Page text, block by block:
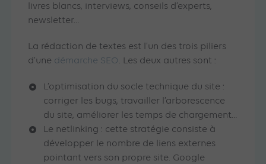
livres blancs, interviews, conseils d’experts,
newsletter…
La rédaction de textes est l’un des trois piliers
d’une démarche SEO. Les deux autres sont :
L’optimisation du socle technique du site :
corriger les bugs, travailler l’arborescence
du site, améliorer les temps de chargement…
Le netlinking : cette stratégie consiste à
développer le nombre de liens externes
pointant vers son propre site. Google